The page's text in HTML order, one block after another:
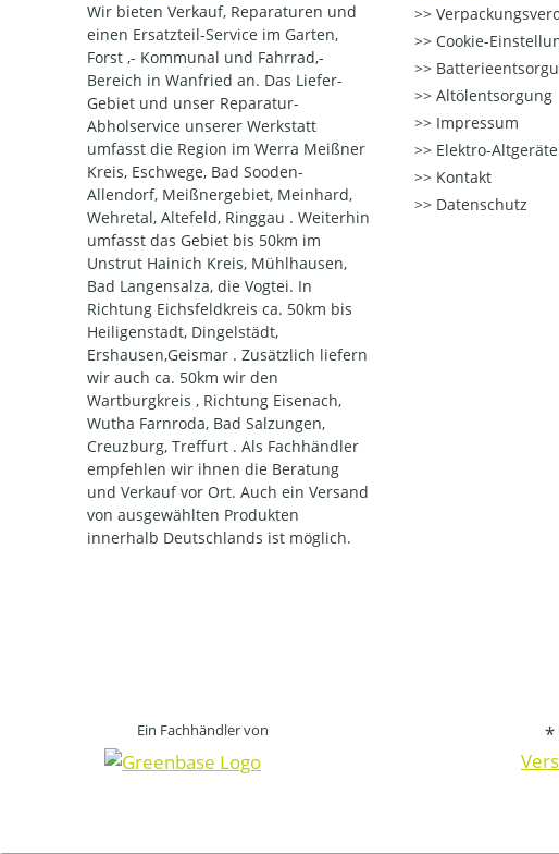
Wir bieten Verkauf, Reparaturen und
einen Ersatzteil-Service im Garten,
Forst ,- Kommunal und Fahrrad,-
Bereich in Wanfried an. Das Liefer-
Gebiet und unser Reparatur-
Abholservice unserer Werkstatt
umfasst die Region im Werra Meißner
Kreis, Eschwege, Bad Sooden-
Allendorf, Meißnergebiet, Meinhard,
Wehretal, Altefeld, Ringgau . Weiterhin
umfasst das Gebiet bis 50km im
Unstrut Hainich Kreis, Mühlhausen,
Bad Langensalza, die Vogtei. In
Richtung Eichsfeldkreis ca. 50km bis
Heiligenstadt, Dingelstädt,
Ershausen,Geismar . Zusätzlich liefern
wir auch ca. 50km wir den
Wartburgkreis , Richtung Eisenach,
Wutha Farnroda, Bad Salzungen,
Creuzburg, Treffurt . Als Fachhändler
empfehlen wir ihnen die Beratung
und Verkauf vor Ort. Auch ein Versand
von ausgewählten Produkten
innerhalb Deutschlands ist möglich.
Cookie-
Altölentsorgung
Impressum
Elektro-
Kontakt
Datenschutz
Ein Fachhändler von
*